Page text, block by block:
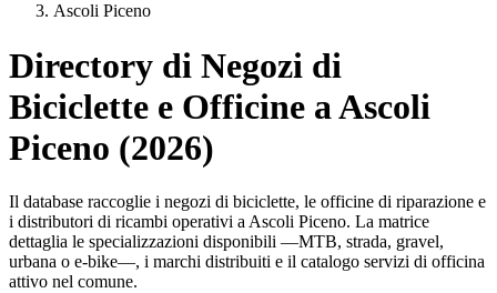
Ascoli Piceno
Directory di Negozi di
Biciclette e Officine a Ascoli
Piceno (2026)
Il database raccoglie i negozi di biciclette, le officine di riparazione e
i distributori di ricambi operativi a Ascoli Piceno. La matrice
dettaglia le specializzazioni disponibili —MTB, strada, gravel,
urbana o e-bike—, i marchi distribuiti e il catalogo servizi di officina
attivo nel comune.